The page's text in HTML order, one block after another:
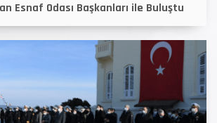
Esnaf Odası Başkanları ile Buluştu